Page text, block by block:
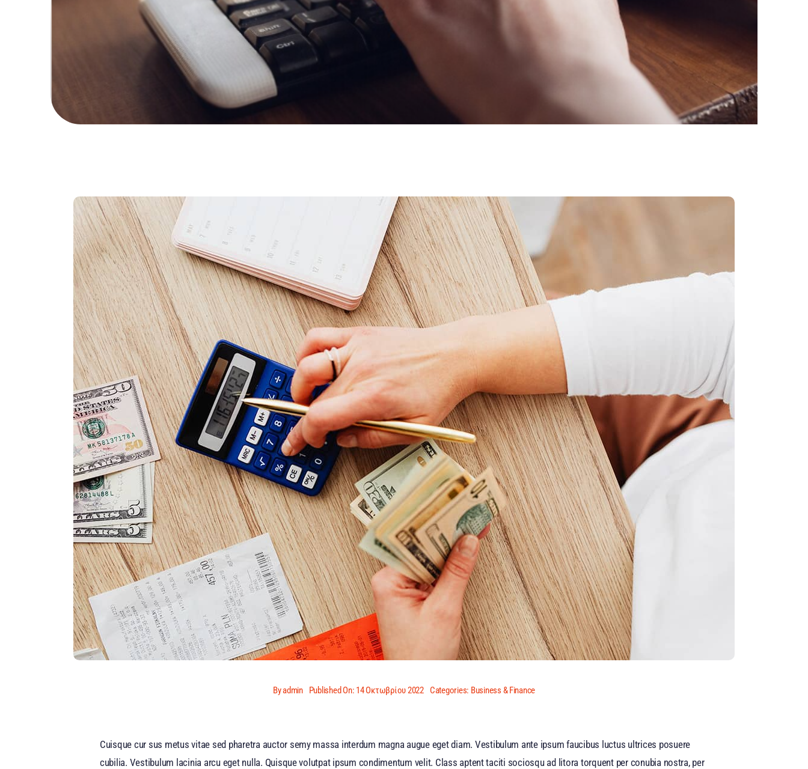
Byadmin Published On: 14 Οκτωβρίου 2022 Categories: Business & Finance
Cuisque cur sus metus vitae sed pharetra auctor semy massa interdum magna augue eget diam. Vestibulum ante ipsum faucibus luctus ultrices posuere
cubilia. Vestibulum lacinia arcu eget nulla. Quisque volutpat ipsum condimentum velit. Class aptent taciti sociosqu ad litora torquent per conubia nostra, per